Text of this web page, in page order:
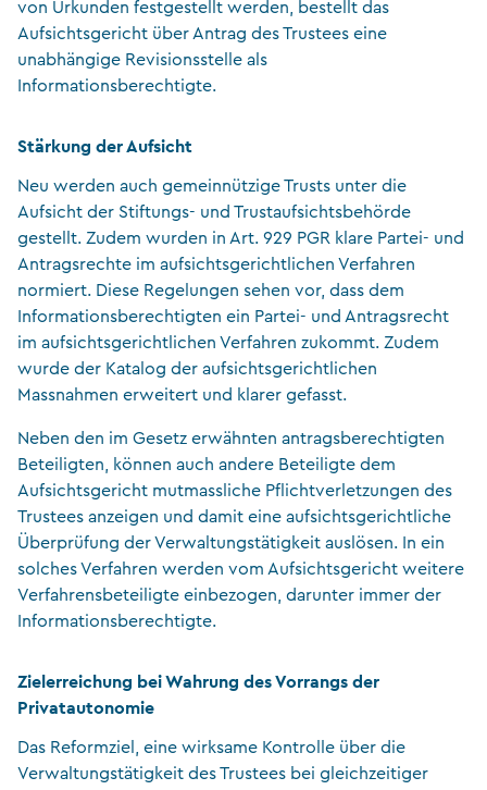
von Urkunden festgestellt werden, bestellt das
Aufsichtsgericht über Antrag des Trustees eine
unabhängige Revisionsstelle als
Informationsberechtigte.
Stärkung der Aufsicht
Neu werden auch gemeinnützige Trusts unter die
Aufsicht der Stiftungs- und Trustaufsichtsbehörde
gestellt. Zudem wurden in Art. 929 PGR klare Partei- und
Antragsrechte im aufsichtsgerichtlichen Verfahren
normiert. Diese Regelungen sehen vor, dass dem
Informationsberechtigten ein Partei- und Antragsrecht
im aufsichtsgerichtlichen Verfahren zukommt. Zudem
wurde der Katalog der aufsichtsgerichtlichen
Massnahmen erweitert und klarer gefasst.
Neben den im Gesetz erwähnten antragsberechtigten
Beteiligten, können auch andere Beteiligte dem
Aufsichtsgericht mutmassliche Pflichtverletzungen des
Trustees anzeigen und damit eine aufsichtsgerichtliche
Überprüfung der Verwaltungstätigkeit auslösen. In ein
solches Verfahren werden vom Aufsichtsgericht weitere
Verfahrensbeteiligte einbezogen, darunter immer der
Informationsberechtigte.
Zielerreichung bei Wahrung des Vorrangs der
Privatautonomie
Das Reformziel, eine wirksame Kontrolle über die
Verwaltungstätigkeit des Trustees bei gleichzeitiger